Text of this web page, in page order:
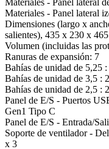
Materiales - Panel lateral
Materiales - Panel lateral
Dimensiones (largo x
salientes), 435 x 230 x
Volumen (incluidas las
Ranuras de expansión: 7
Bahías de unidad de 5,25
Bahías de unidad de 3,5 : 2
Bahías de unidad de 2,5 :
Panel de E/S - Puertos
Gen1 Tipo C
Panel de E/S - Entrada/
Soporte de ventilador -
x 3